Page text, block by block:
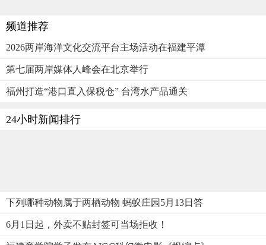
频道推荐
2026两岸海洋文化交流平台主场活动在福建平潭
第七届两岸媒体人峰会在北京举行
福州打造“港口直入保税仓” 台湾水产品通关
24小时新闻排行
下列哪种动物属于两栖动物 蚂蚁庄园5月13日答
6月1日起，外卖不贴封签可当场拒收！